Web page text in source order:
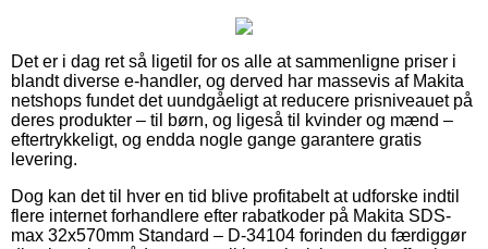
Det er i dag ret så ligetil for os alle at sammenligne priser i
blandt diverse e-handler, og derved har massevis af Makita
netshops fundet det uundgåeligt at reducere prisniveauet på
deres produkter – til børn, og ligeså til kvinder og mænd –
eftertrykkeligt, og endda nogle gange garantere gratis
levering.
Dog kan det til hver en tid blive profitabelt at udforske indtil
flere internet forhandlere efter rabatkoder på Makita SDS-
max 32x570mm Standard – D-34104 forinden du færdiggør